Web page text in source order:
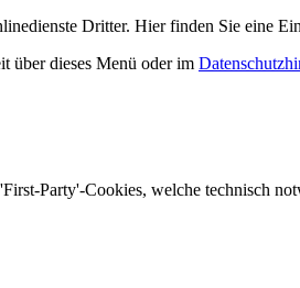
Dritter. Hier finden Sie eine
über dieses Menü oder im
Party'-Cookies, welche technisch